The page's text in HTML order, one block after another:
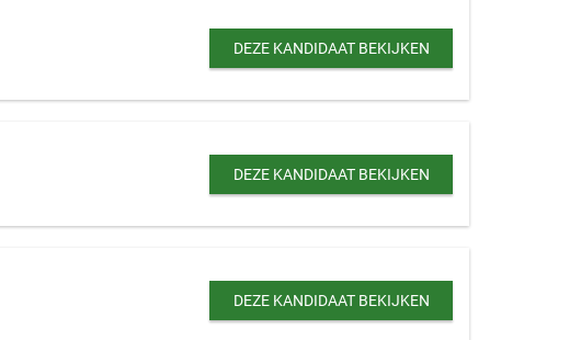
DEZE KANDIDAAT BEKIJKEN
DEZE KANDIDAAT BEKIJKEN
DEZE KANDIDAAT BEKIJKEN